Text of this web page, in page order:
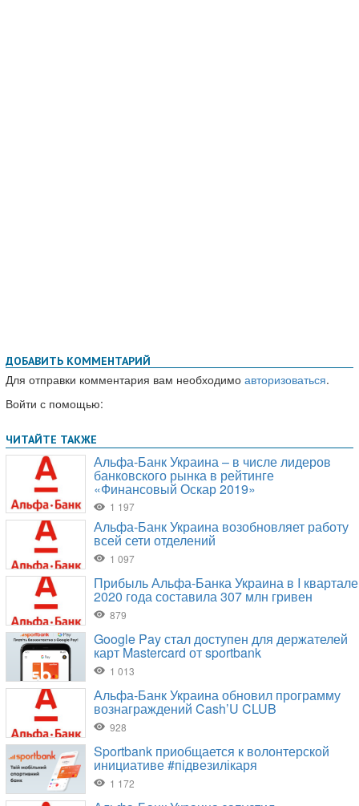
ДОБАВИТЬ КОММЕНТАРИЙ
Для отправки комментария вам необходимо авторизоваться.
Войти с помощью: